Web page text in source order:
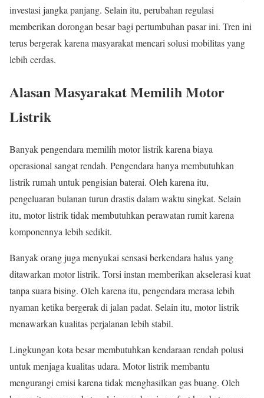
investasi jangka panjang. Selain itu, perubahan regulasi
memberikan dorongan besar bagi pertumbuhan pasar ini. Tren ini
terus bergerak karena masyarakat mencari solusi mobilitas yang
lebih cerdas.
Alasan Masyarakat Memilih Motor
Listrik
Banyak pengendara memilih motor listrik karena biaya
operasional sangat rendah. Pengendara hanya membutuhkan
listrik rumah untuk pengisian baterai. Oleh karena itu,
pengeluaran bulanan turun drastis dalam waktu singkat. Selain
itu, motor listrik tidak membutuhkan perawatan rumit karena
komponennya lebih sedikit.
Banyak orang juga menyukai sensasi berkendara halus yang
ditawarkan motor listrik. Torsi instan memberikan akselerasi kuat
tanpa suara bising. Oleh karena itu, pengendara merasa lebih
nyaman ketika bergerak di jalan padat. Selain itu, motor listrik
menawarkan kualitas perjalanan lebih stabil.
Lingkungan kota besar membutuhkan kendaraan rendah polusi
untuk menjaga kualitas udara. Motor listrik membantu
mengurangi emisi karena tidak menghasilkan gas buang. Oleh